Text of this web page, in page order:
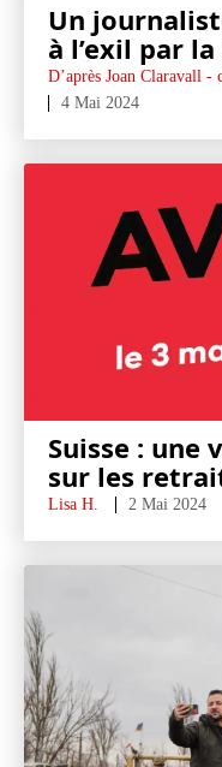
Un
à l’exil par
D’après Joan Claravall -
4 Mai 2024
Suisse :
sur les
Lisa H. 2 Mai 2024